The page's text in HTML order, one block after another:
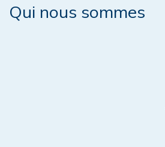
Qui nous sommes